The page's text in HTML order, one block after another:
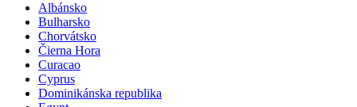
Albánsko
Bulharsko
Chorvátsko
Čierna Hora
Curacao
Cyprus
Dominikánska republika